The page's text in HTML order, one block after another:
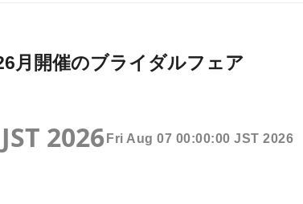
月開催のブライダルフェア
2026 Fri Aug 07 00:00:00 JST 2026